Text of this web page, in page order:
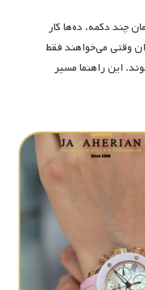
چند دکمه، ده‌ها کار
وقتی می‌خواهند فقط
این راهنما مسیر